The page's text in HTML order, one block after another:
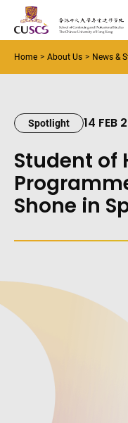
Skip to main
The Chinese Univeristy of
Home About Us News &
Spotlight 14 FEB
Student of
Shone in